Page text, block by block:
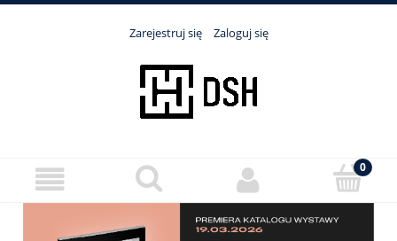
Zarejestruj się Zaloguj się